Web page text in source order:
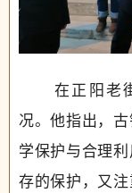
在正阳老街
况。他指出，
学保护与合理
存的保护，又